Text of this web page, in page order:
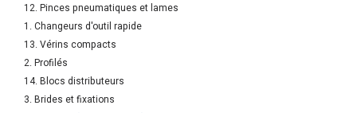
12. Pinces pneumatiques et lames
1. Changeurs d'outil rapide
13. Vérins compacts
2. Profilés
14. Blocs distributeurs
3. Brides et fixations